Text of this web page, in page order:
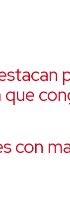
con